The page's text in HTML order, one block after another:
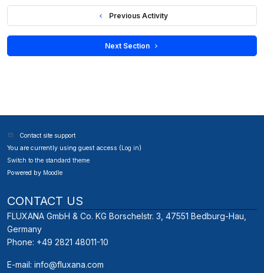
  Previous Activity
Next Section
Contact site support
You are currently using guest access ( Log in)
Switch to the standard theme
Powered by Moodle
CONTACT US
FLUXANA GmbH & Co. KG Borschelstr. 3, 47551 Bedburg-Hau,
Germany
Phone: +49 2821 48011-10
E-mail: info@fluxana.com